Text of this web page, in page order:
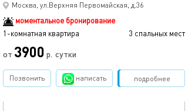
Москва, ул.Верхняя Первомайская, д.36
моментальное бронирование
1-комнатная квартира
3 спальных мест
от 3900 р. сутки
подробнее
Позвонить написать Забронировать